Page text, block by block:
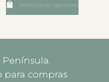
Seleccionar opciones
a la Península.
compras